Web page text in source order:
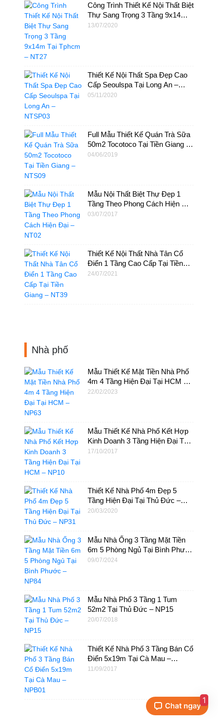
Công Trình Thiết Kế Nội Thất Biệt
Thự Sang Trọng 3 Tầng 9x14m
Tại Tphcm – NT27
13/07/2020
Thiết Kế Nội Thất Spa Đẹp Cao
Cấp Seoulspa Tại Long An –
NTSP03
05/11/2020
Full Mẫu Thiết Kế Quán Trà Sữa
50m2 Tocotoco Tại Tiền Giang –
NTS09
04/06/2019
Mẫu Nội Thất Biệt Thự Đẹp 1
Tầng Theo Phong Cách Hiện Đại
– NT02
03/07/2017
Thiết Kế Nội Thất Nhà Tân Cổ
Điển 1 Tầng Cao Cấp Tại Tiền
Giang – NT39
24/07/2021
Nhà phố
Mẫu Thiết Kế Mặt Tiền Nhà Phố
4m 4 Tầng Hiện Đại Tại HCM –
NP63
22/02/2023
Mẫu Thiết Kế Nhà Phố Kết Hợp
Kinh Doanh 3 Tầng Hiện Đại Tại
HCM – NP10
17/10/2017
Thiết Kế Nhà Phố 4m Đẹp 5
Tầng Hiện Đại Tại Thủ Đức –
NP31
20/03/2020
Mẫu Nhà Ống 3 Tầng Mặt Tiền
6m 5 Phòng Ngủ Tại Bình Phước
– NP84
09/07/2024
Mẫu Nhà Phố 3 Tầng 1 Tum
52m2 Tại Thủ Đức – NP15
20/07/2018
Thiết Kế Nhà Phố 3 Tầng Bán Cổ
Điển 5x19m Tại Cà Mau –
NPB01
11/09/2017
1